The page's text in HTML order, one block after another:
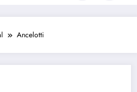
Ancelotti